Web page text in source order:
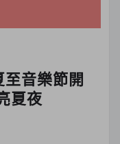
音樂節開
夏夜